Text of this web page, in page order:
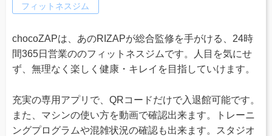
フィットネスジム
chocoZAPは、あのRIZAPが総合監修を手がける、24時
間365日営業ののフィットネスジムです。人目を気にせ
ず、無理なく楽しく健康・キレイを目指していけます。
充実の専用アプリで、QRコードだけで入退館可能です。
また、マシンの使い方を動画で確認出来ます。トレーニ
ングプログラムや混雑状況の確認も出来ます。スタジオ